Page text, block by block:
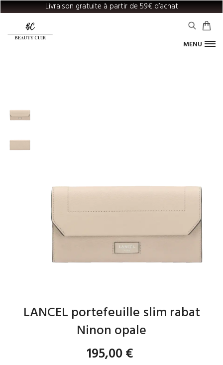
Livraison gratuite à partir de 59€ d’achat
MENU
LANCEL portefeuille slim rabat
Ninon opale
195,00€